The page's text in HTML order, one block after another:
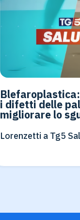
i difetti delle
migliorare lo
Lorenzetti a Tg5